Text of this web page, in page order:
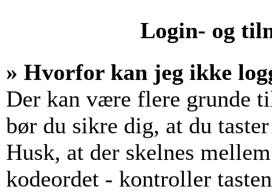
Login- og
» Hvorfor kan jeg ikke
Der kan være flere grunde
bør du sikre dig, at du
Husk, at der skelnes
kodeordet - kontroller